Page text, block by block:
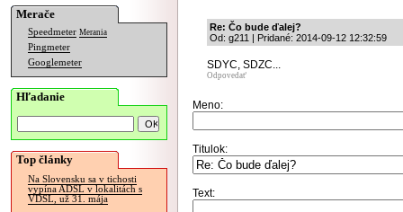
Merače
Speedmeter Merania
Pingmeter
Googlemeter
Hľadanie
Top články
Na Slovensku sa v tichosti
vypína ADSL v lokalitách s
VDSL, už 31. mája
Re: Čo bude ďalej?
Od: g211 | Pridané: 2014-09-12 12:32:59
SDYC, SDZC...
Odpovedať
Meno:
Titulok:
Text: